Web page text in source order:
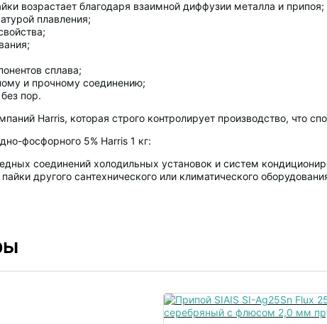
возрастает благодаря взаимной диффузии металла и припоя;
плавления;
сплава;
и прочному соединению;
пор.
Harris, которая строго контролирует производство, что
фосфорного 5% Harris 1 кг:
соединений холодильных установок и систем
другого сантехнического или климатического